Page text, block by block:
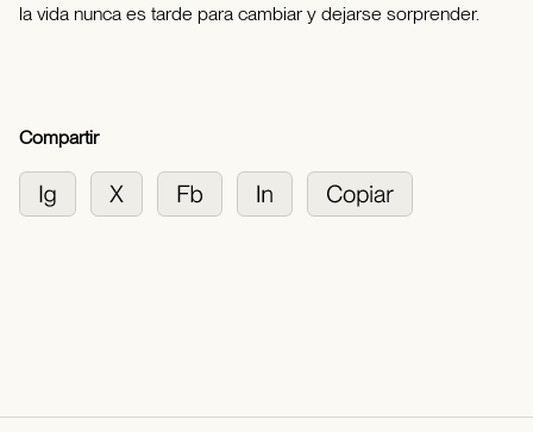
la vida nunca es tarde para cambiar y dejarse sorprender.
Compartir